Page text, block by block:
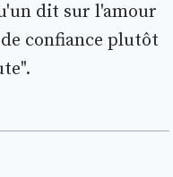
dit sur l'amour
confiance plutôt